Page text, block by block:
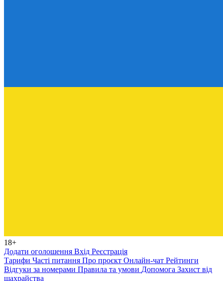
18+
Додати оголошення Вхід Реєстрація
Тарифи Часті питання Про проєкт Онлайн-чат Рейтинги
Відгуки за номерами Правила та умови Допомога Захист від
шахрайства